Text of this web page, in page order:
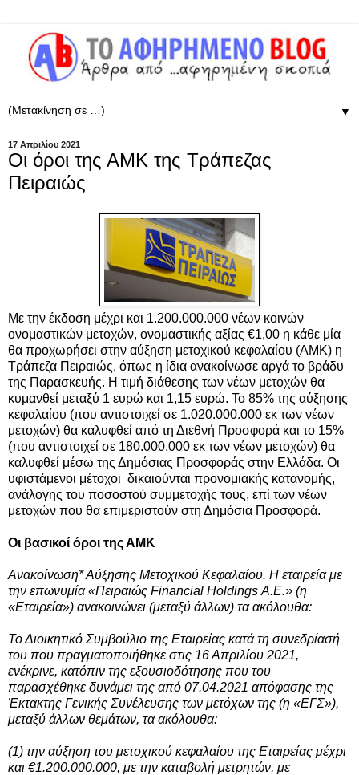
▼
17 Απριλίου 2021
Oι όροι της ΑΜΚ της Τράπεζας
Πειραιώς
Με την έκδοση μέχρι και 1.200.000.000 νέων κοινών
ονομαστικών μετοχών, ονομαστικής αξίας €1,00 η κάθε μία
θα προχωρήσει στην αύξηση μετοχικού κεφαλαίου (ΑΜΚ) η
Τράπεζα Πειραιώς, όπως η ίδια ανακοίνωσε αργά το βράδυ
της Παρασκευής. Η τιμή διάθεσης των νέων μετοχών θα
κυμανθεί μεταξύ 1 ευρώ και 1,15 ευρώ. Το 85% της αύξησης
κεφαλαίου (που αντιστοιχεί σε 1.020.000.000 εκ των νέων
μετοχών) θα καλυφθεί από τη Διεθνή Προσφορά και το 15%
(που αντιστοιχεί σε 180.000.000 εκ των νέων μετοχών) θα
καλυφθεί μέσω της Δημόσιας Προσφοράς στην Ελλάδα. Οι
υφιστάμενοι μέτοχοι δικαιούνται προνομιακής κατανομής,
ανάλογης του ποσοστού συμμετοχής τους, επί των νέων
μετοχών που θα επιμεριστούν στη Δημόσια Προσφορά.
Oι βασικοί όροι της ΑΜΚ
Ανακοίνωση* Αύξησης Μετοχικού Κεφαλαίου. Η εταιρεία με
την επωνυμία «Πειραιώς Financial Holdings Α.Ε.» (η
«Εταιρεία») ανακοινώνει (μεταξύ άλλων) τα ακόλουθα:
Το Διοικητικό Συμβούλιο της Εταιρείας κατά τη συνεδρίασή
του που πραγματοποιήθηκε στις 16 Απριλίου 2021,
ενέκρινε, κατόπιν της εξουσιοδότησης που του
παρασχέθηκε δυνάμει της από 07.04.2021 απόφασης της
Έκτακτης Γενικής Συνέλευσης των μετόχων της (η «ΕΓΣ»),
μεταξύ άλλων θεμάτων, τα ακόλουθα:
(1) την αύξηση του μετοχικού κεφαλαίου της Εταιρείας μέχρι
και €1.200.000.000, με την καταβολή μετρητών, με